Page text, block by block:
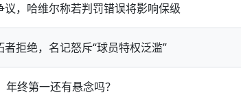
，哈维尔称若判罚错误将影响保级
拒绝，名记怒斥“球员特权泛滥”
终第一还有悬念吗？